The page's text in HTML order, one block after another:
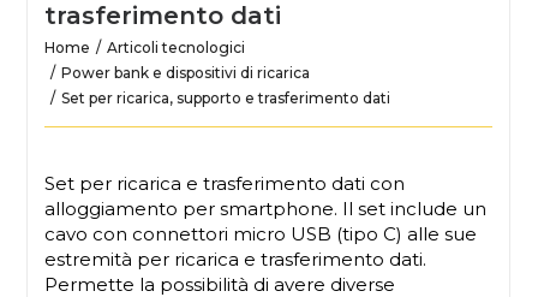
trasferimento dati
Home
Articoli tecnologici
Power bank e dispositivi di ricarica
Set per ricarica, supporto e trasferimento dati
Set per ricarica e trasferimento dati con
alloggiamento per smartphone. Il set include un
cavo con connettori micro USB (tipo C) alle sue
estremità per ricarica e trasferimento dati.
Permette la possibilità di avere diverse